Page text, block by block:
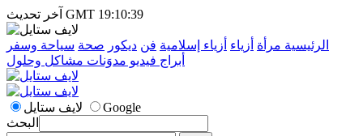
آخر تحديث GMT 19:10:39
الرئيسية مرأة أزياء أزياء إسلامية فن ديكور صحة سياحة وسفر
أبراج فيديو مدوَنات مشاكل وحلول
لايف ستايل
Google
البحث